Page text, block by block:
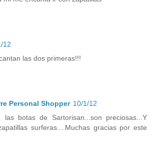
12
las dos primeras!!!
Personal Shopper 10/1/12
las botas de Sartorisan...son preciosas...Y
surferas....Muchas gracias por este